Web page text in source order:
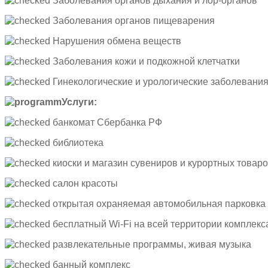
Заболевания органов пищеварения
Нарушения обмена веществ
Заболевания кожи и подкожной клетчатки
Гинекологические и урологические заболевания
Услуги:
банкомат Сбербанка РФ
библиотека
киоски и магазин сувениров и курортных
салон красоты
открытая охраняемая автомобильная парковка
бесплатный Wi-Fi на всей территории
развлекательные программы, живая музыка
банный комплекс